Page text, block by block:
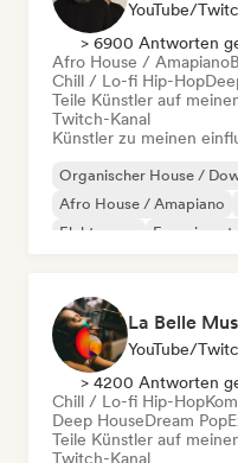
YouTube/
> 6900 Antworten
Afro House / Amapiano
Chill / Lo-fi Hip-Hop
Teile Künstler auf
Twitch-Kanal
Künstler zu meinen
Organischer House /
Afro House / Amapiano
Elektropop
La Belle
YouTube/
> 4200 Antworten
Chill / Lo-fi Hip-Hop
Deep HouseDream Pop
Teile Künstler auf
Twitch-Kanal